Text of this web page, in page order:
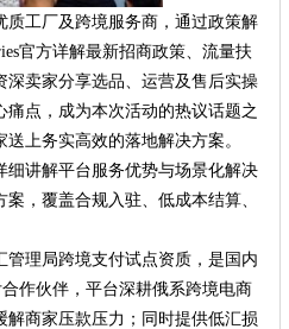
工厂及跨境服务商，通过政策解
官方详解最新招商政策、流量扶
卖家分享选品、运营及售后实操
点，成为本次活动的热议话题之
上务实高效的落地解决方案。
讲解平台服务优势与场景化解决
，覆盖合规入驻、低成本结算、
理局跨境支付试点资质，是国内
作伙伴，平台深耕俄系跨境电商
商家压款压力；同时提供低汇损